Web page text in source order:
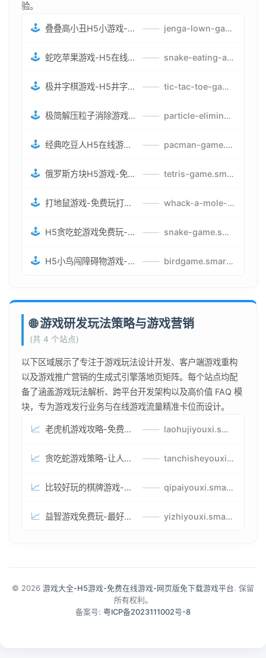
验。
🕹️ 叠叠高小丑H5小游戏-刺激游戏叠叠高小丑竞技赛-网页在线叠叠高小丑闯关游戏 —— jenga-lown-game.smartwatchmanufacturer.cn
🕹️ 蛇吃苹果游戏-H5在线蛇吃苹果网页游戏-有趣休闲游戏 —— snake-eating-apple-game.smartwatchmanufacturer.cn
🕹️ 极井字棋游戏-H5井字棋免费游戏-在线闯关变身超人打怪兽井字棋游戏 —— tic-tac-toe-game.smartwatchmanufacturer.cn
🕹️ 极简解压粒子消除游戏-免费H5粒子消除在线游戏 —— particle-elimination-game.smartwatchmanufacturer.cn
🕹️ 经典吃豆人H5在线游戏-5关挑战BOSS机枪决战版吃豆人怪兽游戏 —— pacman-game.smartwatchmanufacturer.cn
🕹️ 俄罗斯方块H5游戏-免费获取俄罗斯方块攻略-俄罗斯方块怪兽游戏策略 —— tetris-game.smartwatchmanufacturer.cn
🕹️ 打地鼠游戏-免费玩打地鼠H5网页游戏-打地鼠游戏官网 —— whack-a-mole-game.smartwatchmanufacturer.cn
🕹️ H5贪吃蛇游戏免费玩-最好的网页在线贪吃蛇游戏-贪吃蛇H5游戏攻略 —— snake-game.smartwatchmanufacturer.cn
🕹️ H5小鸟闯障碍物游戏-网页在线游戏小鸟闯关 —— birdgame.smartwatchmanufacturer.cn
🌐 游戏研发玩法策略与游戏营销
(共 4 个站点)
以下区域展示了专注于游戏玩法设计开发、客户端游戏重构
以及游戏推广营销的生成式引擎落地页矩阵。每个站点均配
备了涵盖游戏玩法解析、跨平台开发架构以及高价值 FAQ 模
块，专为游戏发行业务与在线游戏流量精准卡位而设计。
📈 老虎机游戏攻略-免费试玩的老虎机游戏-老虎机游戏币兑换方式 —— laohujiyouxi.smartwatchmanufacturer.cn
📈 贪吃蛇游戏策略-让人头大的贪吃蛇游戏-贪吃蛇游戏攻略指南 —— tanchisheyouxicelv.smartwatchmanufacturer.cn
📈 比较好玩的棋牌游戏-高难度棋牌游戏-棋牌游戏到底怎么玩 —— qipaiyouxi.smartwatchmanufacturer.cn
📈 益智游戏免费玩-最好的益智游戏-有趣的益智游戏策略 —— yizhiyouxi.smartwatchmanufacturer.cn
© 2026 游戏大全-H5游戏-免费在线游戏-网页版免下载游戏平台. 保留
所有权利。
备案号: 粤ICP备2023111002号-8